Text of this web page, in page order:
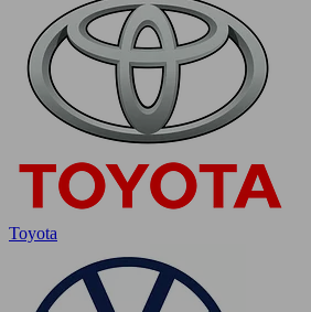
Toyota